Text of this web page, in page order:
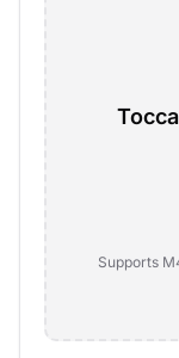
Supports